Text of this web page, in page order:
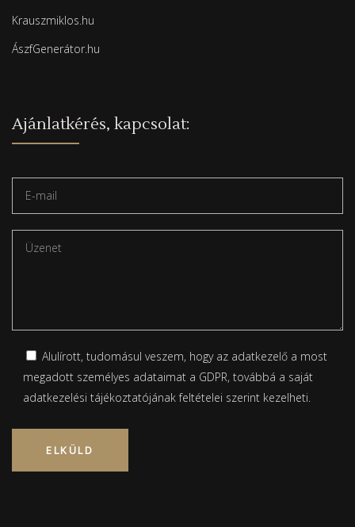
Krauszmiklos.hu
ÁszfGenerátor.hu
Ajánlatkérés, kapcsolat:
Alulírott, tudomásul veszem, hogy az adatkezelő a most
megadott személyes adataimat a GDPR, továbbá a saját
adatkezelési tájékoztatójánakfeltételei szerint kezelheti.